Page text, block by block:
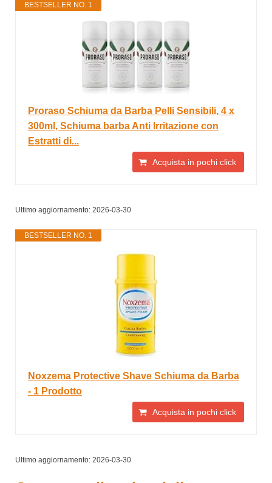
BESTSELLER NO. 1
Proraso Schiuma da Barba Pelli Sensibili, 4 x
300ml, Schiuma barba Anti Irritazione con
Estratti di...
Acquista in pochi click
Ultimo aggiornamento: 2026-03-30
BESTSELLER NO. 1
Noxzema Protective Shave Schiuma da Barba
- 1 Prodotto
Acquista in pochi click
Ultimo aggiornamento: 2026-03-30